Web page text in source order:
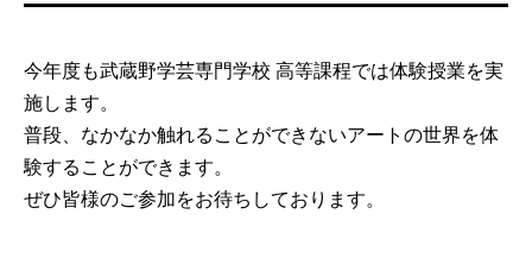
今年度も武蔵野学芸専門学校 高等課程では体験授業を実
施します。
普段、なかなか触れることができないアートの世界を体
験することができます。
ぜひ皆様のご参加をお待ちしております。